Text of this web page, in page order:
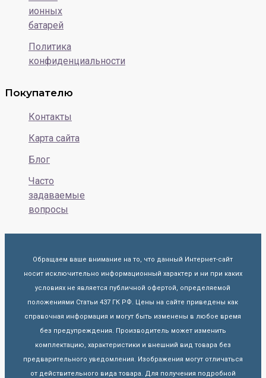
ионных
батарей
Политика
конфиденциальности
Покупателю
Контакты
Карта сайта
Блог
Часто
задаваемые
вопросы
Обращаем ваше внимание на то, что данный Интернет-сайт
носит исключительно информационный характер и ни при каких
условиях не является публичной офертой, определяемой
положениями Статьи 437 ГК РФ. Цены на сайте приведены как
справочная информация и могут быть изменены в любое время
без предупреждения. Производитель может изменить
комплектацию, характеристики и внешний вид товара без
предварительного уведомления. Изображения могут отличаться
от действительного вида товара. Для получения подробной